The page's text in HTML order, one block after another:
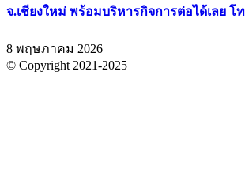
จ.เชียงใหม่ พร้อมบริหารกิจการต่อได้เลย โท
8 พฤษภาคม 2026
© Copyright 2021-2025